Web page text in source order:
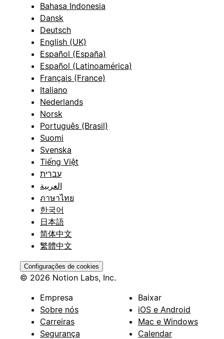
Bahasa Indonesia
Dansk
Deutsch
English (UK)
Español (España)
Español (Latinoamérica)
Français (France)
Italiano
Nederlands
Norsk
Português (Brasil)
Suomi
Svenska
Tiếng Việt
עברית
العربية
ภาษาไทย
한국어
日本語
简体中文
繁體中文
Configurações de cookies
© 2026 Notion Labs, Inc.
Empresa
Sobre nós
Carreiras
Segurança
Baixar
iOS e Android
Mac e Windows
Calendar